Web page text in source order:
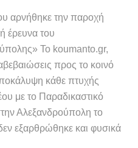
αρνήθηκε την παροχή
έρευνα του
Το koumanto.gr,
προς το κοινό
κάθε πτυχής
με το Παραδικαστικό
Αλεξανδρούπολη το
εξαρθρώθηκε και φυσικά